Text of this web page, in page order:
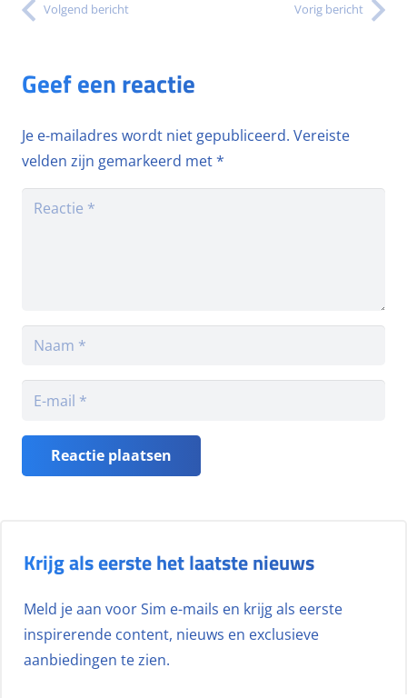
Volgend bericht Vorig bericht
Geef een reactie
Je e-mailadres wordt niet gepubliceerd. Vereiste
velden zijn gemarkeerd met*
Reactie plaatsen
Krijg als eerste het laatste nieuws
Meld je aan voor Sim e-mails en krijg als eerste
inspirerende content, nieuws en exclusieve
aanbiedingen te zien.